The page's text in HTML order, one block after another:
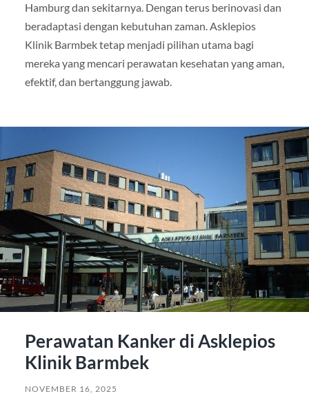
Hamburg dan sekitarnya. Dengan terus berinovasi dan
beradaptasi dengan kebutuhan zaman. Asklepios
Klinik Barmbek tetap menjadi pilihan utama bagi
mereka yang mencari perawatan kesehatan yang aman,
efektif, dan bertanggung jawab.
Perawatan Kanker di Asklepios
Klinik Barmbek
NOVEMBER 16, 2025